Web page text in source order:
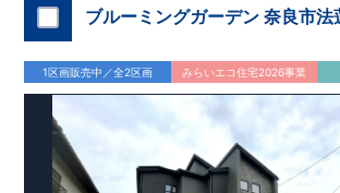
固定資産税・不動産取得税・ローン減税等税
も、長期優良住宅が有利に働きます ＊ 住宅性
が評価しております
『建設』住宅性能評価‥‥
通りに施工されているか、建設までに計4回チ
ます
図面や書類上だけでなく、「現場の施工
上で、品質を保証しております
気軽にお問い合わせくださいませ ​
ブルーミングガーデン 奈良市法
1区画販売中／全2区画 みらいエコ住宅2026事業